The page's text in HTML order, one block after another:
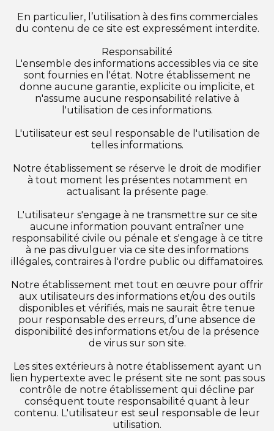
En particulier, l’utilisation à des fins commerciales
du contenu de ce site est expressément interdite.
Responsabilité
L'ensemble des informations accessibles via ce site
sont fournies en l'état. Notre établissement ne
donne aucune garantie, explicite ou implicite, et
n'assume aucune responsabilité relative à
l'utilisation de ces informations.
L'utilisateur est seul responsable de l'utilisation de
telles informations.
Notre établissement se réserve le droit de modifier
à tout moment les présentes notamment en
actualisant la présente page.
L'utilisateur s'engage à ne transmettre sur ce site
aucune information pouvant entraîner une
responsabilité civile ou pénale et s'engage à ce titre
à ne pas divulguer via ce site des informations
illégales, contraires à l'ordre public ou diffamatoires.
Notre établissement met tout en œuvre pour offrir
aux utilisateurs des informations et/ou des outils
disponibles et vérifiés, mais ne saurait être tenue
pour responsable des erreurs, d’une absence de
disponibilité des informations et/ou de la présence
de virus sur son site.
Les sites extérieurs à notre établissement ayant un
lien hypertexte avec le présent site ne sont pas sous
contrôle de notre établissement qui décline par
conséquent toute responsabilité quant à leur
contenu. L'utilisateur est seul responsable de leur
utilisation.